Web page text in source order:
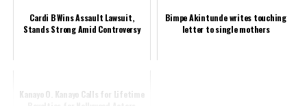
Professionelle Gaming-Plattformen überzeugen mit
umfangreichem Angebot: Von klassischen Slots über
Cardi B Wins Assault Lawsuit,
Stands Strong Amid Controversy
Bimpe Akintunde writes touching
letter to single mothers
Kanayo O. Kanayo Calls for Lifetime